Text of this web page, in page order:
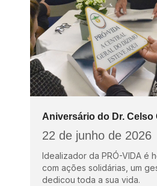
Aniversário do Dr. Celso
22 de junho de 2026
Idealizador da PRÓ-VIDA é
com ações solidárias, um
dedicou toda a sua vida.